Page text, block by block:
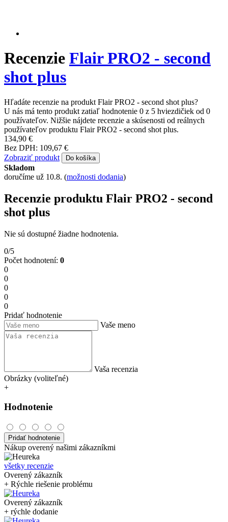
Recenzie Flair PRO2 - second
shot plus
Hľadáte recenzie na produkt Flair PRO2 - second shot plus?
U nás má tento produkt zatiaľ hodnotenie 0 z 5 hviezdičiek od 0
používateľov. Nižšie nájdete recenzie a skúsenosti od reálnych
používateľov produktu Flair PRO2 - second shot plus.
134,90 €
Bez DPH: 109,67 €
Zobraziť produkt
Do košíka
Skladom
doručíme už 10.8. (možnosti dodania)
Recenzie produktu Flair PRO2 - second
shot plus
Nie sú dostupné žiadne hodnotenia.
0/5
Počet hodnotení: 0
0
0
0
0
0
Pridať hodnotenie
Vaše meno
Vaša recenzia
Obrázky (voliteľné)
+
Hodnotenie
Pridať hodnotenie
Nákup overený našimi zákazníkmi
všetky recenzie
Overený zákazník
+ Rýchle riešenie problému
Overený zákazník
+ rýchle dodanie